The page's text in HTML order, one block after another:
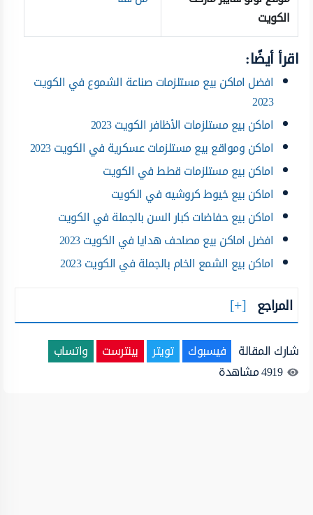
الكويت
اقرأ أيضًا:
افضل اماكن بيع مستلزمات صناعة الشموع في الكويت
2023
اماكن بيع مستلزمات الأظافر الكويت 2023
اماكن ومواقع بيع مستلزمات عسكرية في الكويت 2023
اماكن بيع مستلزمات قطط في الكويت
اماكن بيع خيوط كروشيه في الكويت
اماكن بيع حفاضات كبار السن بالجملة في الكويت
افضل اماكن بيع مصاحف هدايا في الكويت 2023
اماكن بيع الشمع الخام بالجملة في الكويت 2023
المراجع
شارك المقالة فيسبوك تويتر بينترست
واتساب
4919مشاهدة